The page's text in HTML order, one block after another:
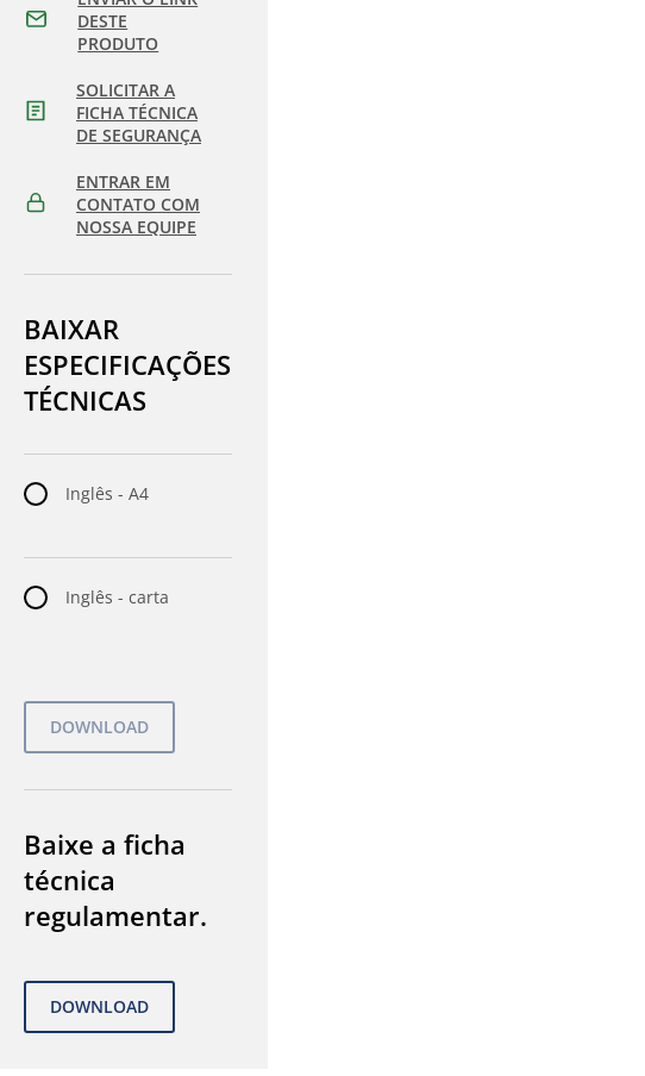
DESTE
PRODUTO
SOLICITAR A
FICHA TÉCNICA
DE SEGURANÇA
ENTRAR EM
CONTATO COM
NOSSA EQUIPE
BAIXAR
ESPECIFICAÇÕES
TÉCNICAS
Inglês - A4
Inglês - carta
Baixe a ficha
técnica
regulamentar.